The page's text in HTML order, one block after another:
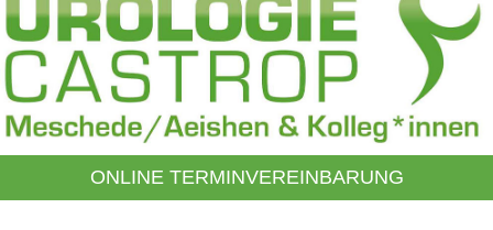
ONLINE TERMINVEREINBARUNG